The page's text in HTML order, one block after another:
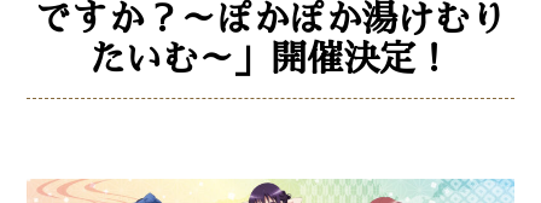
ですか？～ぽかぽか湯けむり
たいむ～」開催決定！